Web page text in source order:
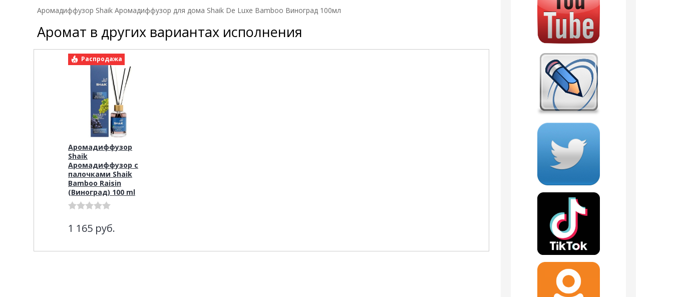
Аромадиффузор Shaik Аромадиффузор для дома Shaik De Luxe Bamboo Виноград 100мл
Аромат в других вариантах исполнения
Распродажа
Аромадиффузор
Shaik
Аромадиффузор с
палочками Shaik
Bamboo Raisin
(Виноград) 100 ml
1 165 руб.